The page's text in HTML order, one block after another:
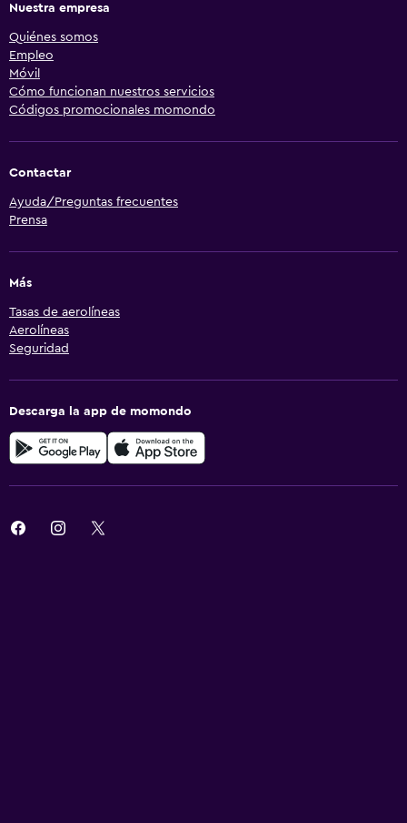
Nuestra empresa
Quiénes somos
Empleo
Móvil
Cómo funcionan nuestros servicios
Códigos promocionales momondo
Contactar
Ayuda/Preguntas frecuentes
Prensa
Más
Tasas de aerolíneas
Aerolíneas
Seguridad
Descarga la app de momondo